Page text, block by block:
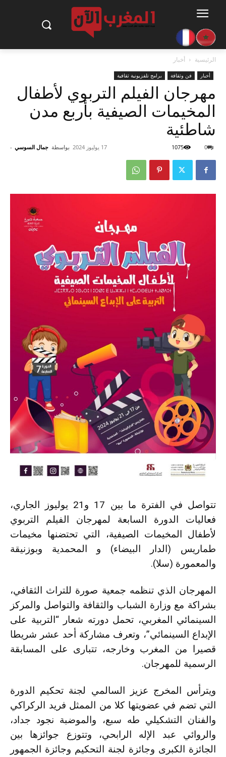
الرئيسية أخبار
أخبار فن وثقافة برامج تلفزيونية ثقافية
مهرجان الفيلم التربوي لأطفال
المخيمات الصيفية بأربع مدن
شاطئية
بواسطة جمال السوسي - 17 يوليوز 2024 0
1075
تتواصل في الفترة ما بين 17 و21 يوليوز الجاري،
فعاليات الدورة السابعة لمهرجان الفيلم التربوي
لأطفال المخيمات الصيفية، التي تحتضنها مخيمات
طماريس (الدار البيضاء) و المحمدية وبوزنيقة
والمعمورة (سلا).
المهرجان الذي تنظمه جمعية صورة للتراث الثقافي،
بشراكة مع وزارة الشباب والثقافة والتواصل والمركز
السينمائي المغربي، تحمل دورته شعار “التربية على
الإبداع السينمائي”، وتعرف مشاركة أحد عشر شريطا
قصيرا من المغرب وخارجه، تتبارى على المسابقة
الرسمية للمهرجان.
ويترأس المخرج عزيز السالمي لجنة تحكيم الدورة
التي تضم في عضويتها كلا من الممثل فريد الركراكي
والفنان التشكيلي طه سبع، والموضبة نجود جداد،
والروائي عبد الإله الرابحي، وتتوزع جوائزها بين
الجائزة الكبرى وجائزة لجنة التحكيم وجائزة الجمهور